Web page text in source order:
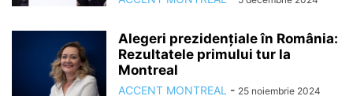
Alegeri prezidențiale în România:
Rezultatele primului tur la
Montreal
ACCENT MONTREAL - 25 noiembrie 2024